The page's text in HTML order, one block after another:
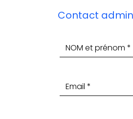
Contact